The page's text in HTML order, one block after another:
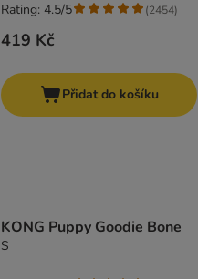
419 Kč
Rating: 4.5/5 (2454)
Přidat do košíku
KONG Puppy Goodie Bone
S